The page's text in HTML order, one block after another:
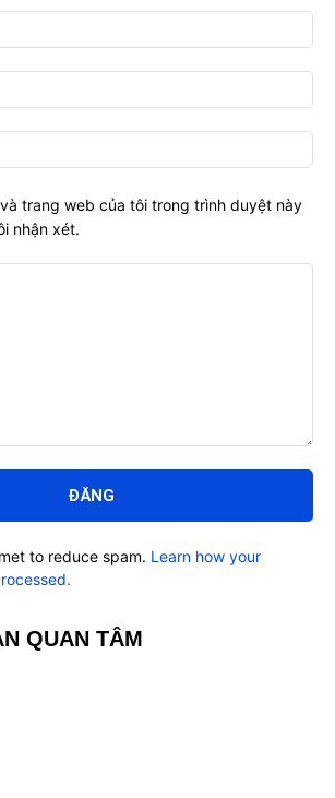
trang web của tôi trong trình duyệt này
nhận xét.
to reduce spam. Learn how your
QUAN TÂM